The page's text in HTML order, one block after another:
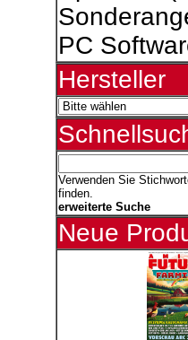
PC
Hersteller
Verwenden Sie
finden.
erweiterte Suche
Neue